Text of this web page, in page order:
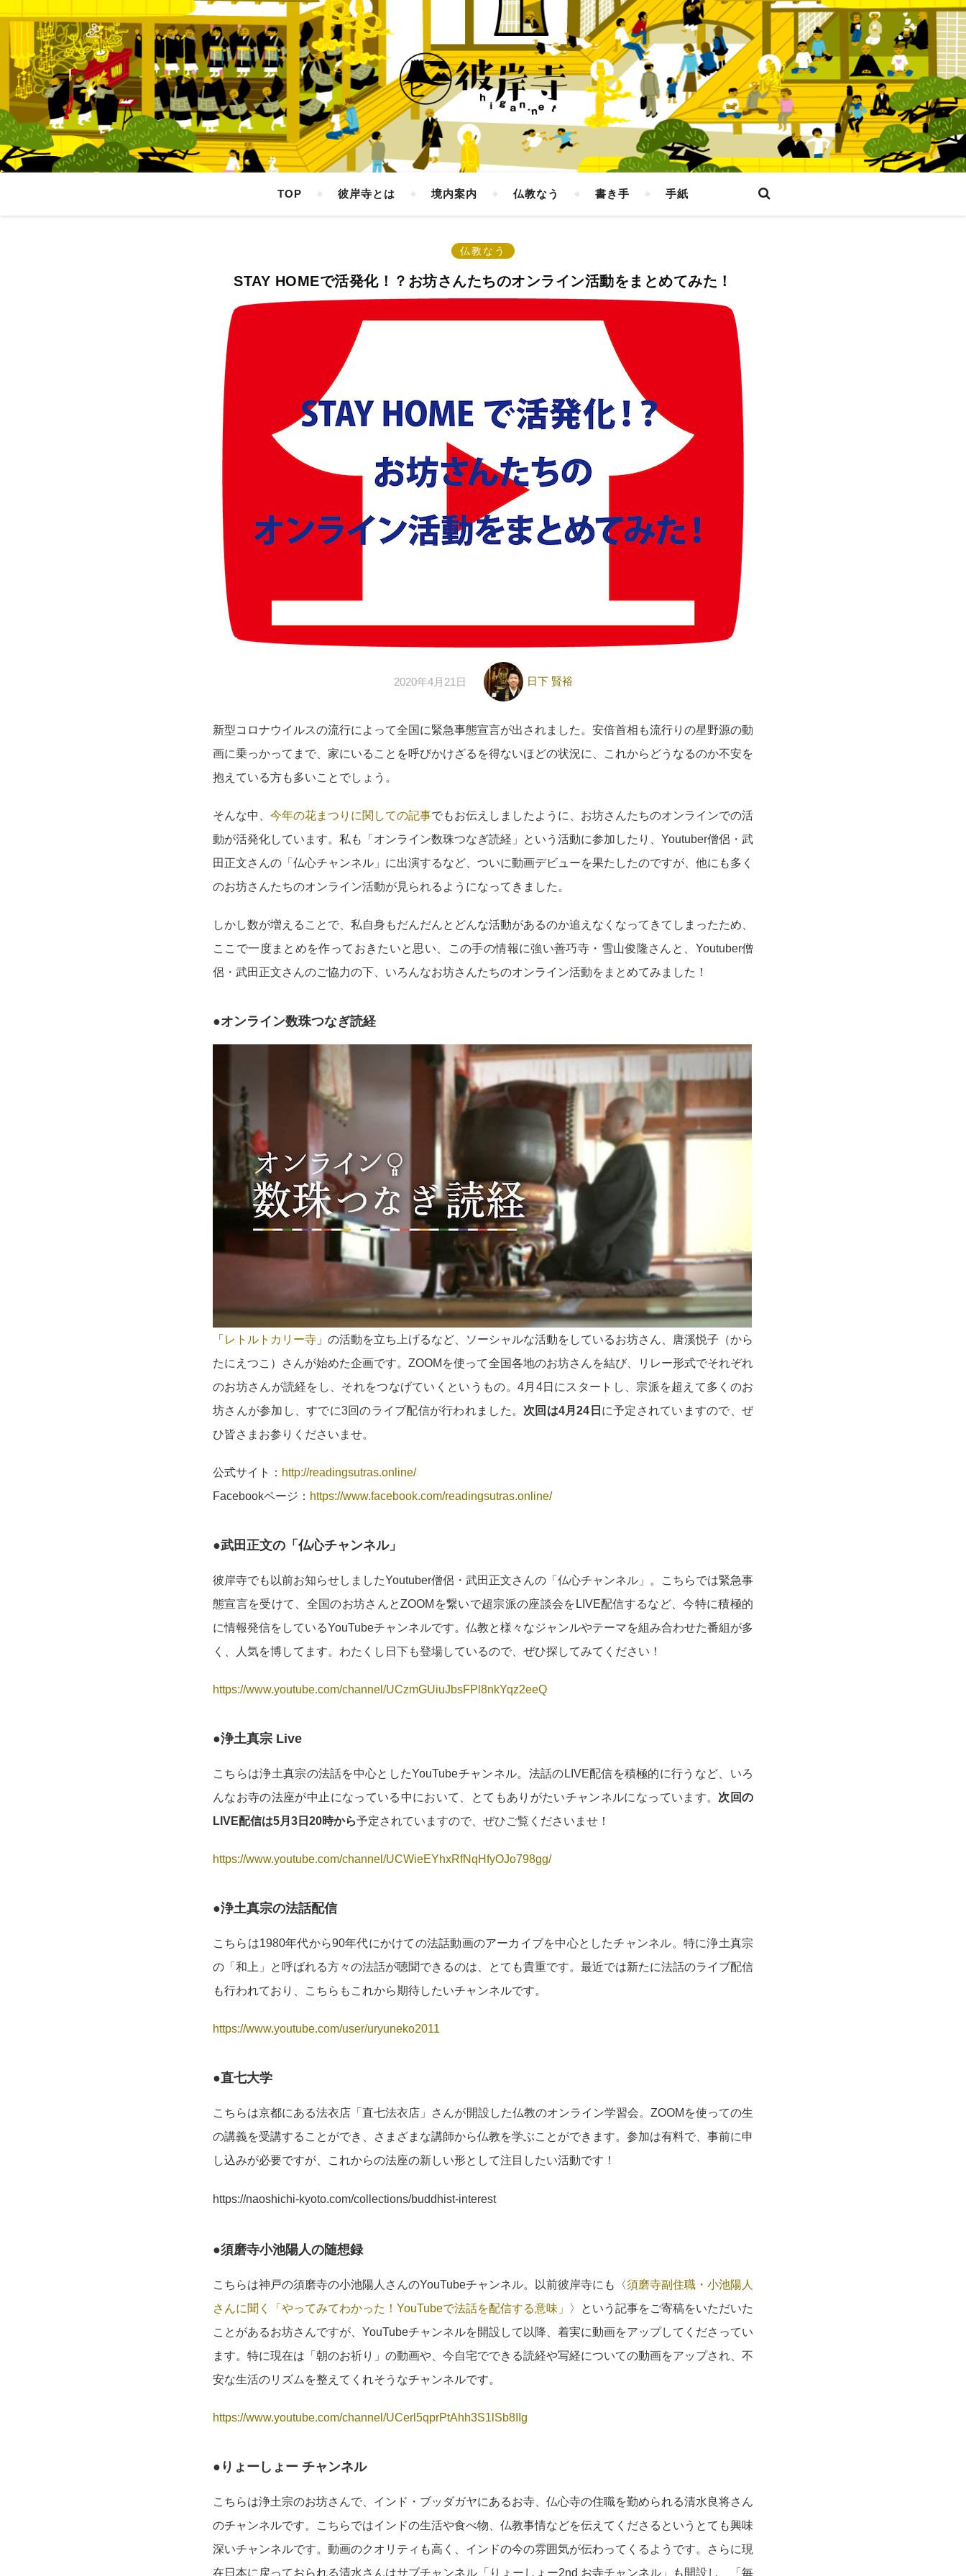
TOP 彼岸寺とは 境内案内 仏教なう 書き手 手紙
仏教なう
STAY HOMEで活発化！？お坊さんたちのオンライン活動をまとめてみた！
2020年4月21日 日下 賢裕
新型コロナウイルスの流行によって全国に緊急事態宣言が出されました。安倍首相も流行りの星野源の動
画に乗っかってまで、家にいることを呼びかけざるを得ないほどの状況に、これからどうなるのか不安を
抱えている方も多いことでしょう。
そんな中、 今年の花まつりに関しての記事でもお伝えしましたように、お坊さんたちのオンラインでの活
動が活発化しています。私も「オンライン数珠つなぎ読経」という活動に参加したり、Youtuber僧侶・武
田正文さんの「仏心チャンネル」に出演するなど、ついに動画デビューを果たしたのですが、他にも多く
のお坊さんたちのオンライン活動が見られるようになってきました。
しかし数が増えることで、私自身もだんだんとどんな活動があるのか追えなくなってきてしまったため、
ここで一度まとめを作っておきたいと思い、この手の情報に強い善巧寺・雪山俊隆さんと、Youtuber僧
侶・武田正文さんのご協力の下、いろんなお坊さんたちのオンライン活動をまとめてみました！
●オンライン数珠つなぎ読経
「 レトルトカリー寺 」の活動を立ち上げるなど、ソーシャルな活動をしているお坊さん、唐溪悦子（から
たにえつこ）さんが始めた企画です。ZOOMを使って全国各地のお坊さんを結び、リレー形式でそれぞれ
のお坊さんが読経をし、それをつなげていくというもの。4月4日にスタートし、宗派を超えて多くのお
坊さんが参加し、すでに3回のライブ配信が行われました。 次回は4月24日 に予定されていますので、ぜ
ひ皆さまお参りくださいませ。
公式サイト： http://readingsutras.online/
Facebookページ： https://www.facebook.com/readingsutras.online/
●武田正文の「仏心チャンネル」
彼岸寺でも以前お知らせしましたYoutuber僧侶・武田正文さんの「仏心チャンネル」。こちらでは緊急事
態宣言を受けて、全国のお坊さんとZOOMを繋いで超宗派の座談会をLIVE配信するなど、今特に積極的
に情報発信をしているYouTubeチャンネルです。仏教と様々なジャンルやテーマを組み合わせた番組が多
く、人気を博してます。わたくし日下も登場しているので、ぜひ探してみてください！
https://www.youtube.com/channel/UCzmGUiuJbsFPl8nkYqz2eeQ
●浄土真宗 Live
こちらは浄土真宗の法話を中心としたYouTubeチャンネル。法話のLIVE配信を積極的に行うなど、いろ
んなお寺の法座が中止になっている中において、とてもありがたいチャンネルになっています。 次回の
LIVE配信は5月3日20時から予定されていますので、ぜひご覧くださいませ！
https://www.youtube.com/channel/UCWieEYhxRfNqHfyOJo798gg/
●浄土真宗の法話配信
こちらは1980年代から90年代にかけての法話動画のアーカイブを中心としたチャンネル。特に浄土真宗
の「和上」と呼ばれる方々の法話が聴聞できるのは、とても貴重です。最近では新たに法話のライブ配信
も行われており、こちらもこれから期待したいチャンネルです。
https://www.youtube.com/user/uryuneko2011
●直七大学
こちらは京都にある法衣店「直七法衣店」さんが開設した仏教のオンライン学習会。ZOOMを使っての生
の講義を受講することができ、さまざまな講師から仏教を学ぶことができます。参加は有料で、事前に申
し込みが必要ですが、これからの法座の新しい形として注目したい活動です！
https://naoshichi-kyoto.com/collections/buddhist-interest
●須磨寺小池陽人の随想録
こちらは神戸の須磨寺の小池陽人さんのYouTubeチャンネル。以前彼岸寺にも〈須磨寺副住職・小池陽人
さんに聞く「やってみてわかった！YouTubeで法話を配信する意味」
〉という記事をご寄稿をいただいた
ことがあるお坊さんですが、YouTubeチャンネルを開設して以降、着実に動画をアップしてくださってい
ます。特に現在は「朝のお祈り」の動画や、今自宅でできる読経や写経についての動画をアップされ、不
安な生活のリズムを整えてくれそうなチャンネルです。
https://www.youtube.com/channel/UCerl5qprPtAhh3S1lSb8IIg
●りょーしょー チャンネル
こちらは浄土宗のお坊さんで、インド・ブッダガヤにあるお寺、仏心寺の住職を勤められる清水良将さん
のチャンネルです。こちらではインドの生活や食べ物、仏教事情などを伝えてくださるというとても興味
深いチャンネルです。動画のクオリティも高く、インドの今の雰囲気が伝わってくるようです。さらに現
在日本に戻っておられる清水さんはサブチャンネル「りょーしょー2nd お寺チャンネル」も開設し、「毎